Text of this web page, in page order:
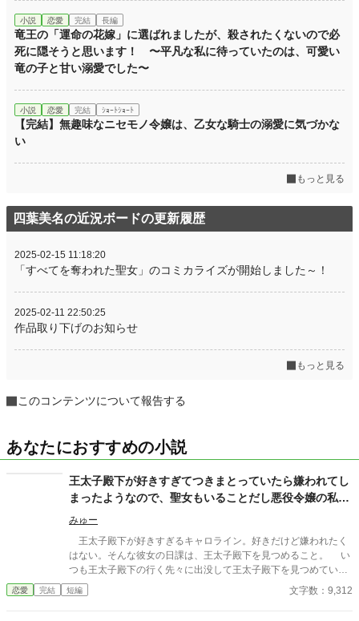
小説 恋愛 完結 長編
竜王の「運命の花嫁」に選ばれましたが、殺されたくないので必
死に隠そうと思います！ 〜平凡な私に待っていたのは、可愛い
竜の子と甘い溺愛でした〜
小説 恋愛 完結 ｼｮｰﾄｼｮｰﾄ
【完結】無趣味なニセモノ令嬢は、乙女な騎士の溺愛に気づかな
い
もっと見る
四葉美名の近況ボードの更新履歴
2025-02-15 11:18:20
「すべてを奪われた聖女」のコミカライズが開始しました～！
2025-02-11 22:50:25
作品取り下げのお知らせ
もっと見る
このコンテンツについて報告する
あなたにおすすめの小説
王太子殿下が好きすぎてつきまとっていたら嫌われてし
まったようなので、聖女もいることだし悪役令嬢の私は
退散することにしました。
みゅー
王太子殿下が好きすぎるキャロライン。好きだけど嫌われたく
はない。そんな彼女の日課は、王太子殿下を見つめること。 い
つも王太子殿下の行く先々に出没して王太子殿下を見つめていた
が、ついにそんな生活が終わるときが来る。 聖女が現れたの
だ。そして、さらにショックなことに、自分が乙女ゲームの世界
恋愛 完結 短編 文字数：9,312